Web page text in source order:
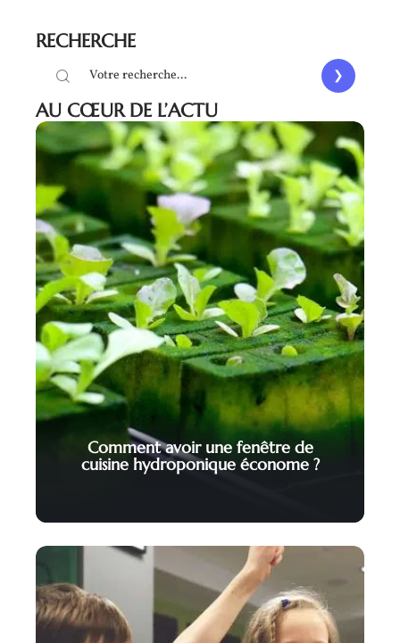
RECHERCHE
AU CŒUR DE L’ACTU
Comment avoir une fenêtre de
cuisine hydroponique économe ?